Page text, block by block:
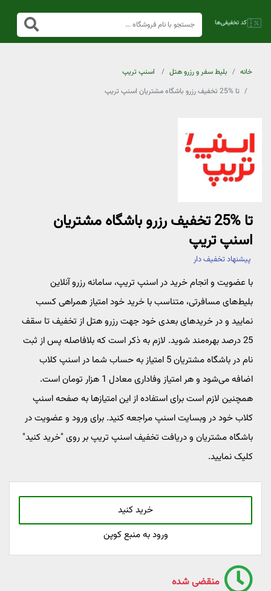
خانه بلیط سفر و رزرو هتل
اسنپ تریپ
تا %25 تخفیف رزرو باشگاه مشتریان اسنپ تریپ
تا %25 تخفیف رزرو باشگاه مشتریان
اسنپ تریپ
پیشنهاد تخفیف دار
با عضویت و انجام خرید در اسنپ تریپ، سامانه رزرو آنلاین
بلیط‌های مسافرتی، متناسب با خرید خود امتیاز همراهی کسب
نمایید و در خریدهای بعدی خود جهت رزرو هتل از تخفیف تا سقف
25 درصد بهره‌مند شوید. لازم به ذکر است که بلافاصله پس از ثبت
نام در باشگاه مشتریان 5 امتیاز به حساب شما در اسنپ کلاب
اضافه می‌شود و هر امتیاز وفاداری معادل 1 هزار تومان است.
همچنین لازم است برای استفاده از این امتیازها به صفحه اسنپ
کلاب خود در وبسایت اسنپ مراجعه کنید. برای ورود و عضویت در
باشگاه مشتریان و دریافت تخفیف اسنپ تریپ بر روی "خرید کنید"
کلیک نمایید.
خرید کنید
ورود به منبع کوپن
منقضی شده